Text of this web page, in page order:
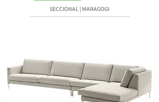
SECCIONAL | MARAGOGI